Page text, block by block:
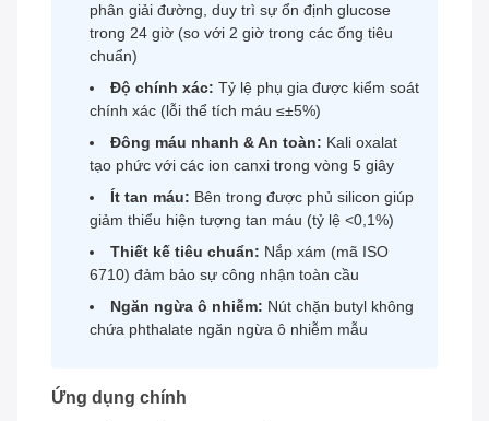
phân giải đường, duy trì sự ổn định glucose
trong 24 giờ (so với 2 giờ trong các ống tiêu
chuẩn)
Độ chính xác: Tỷ lệ phụ gia được kiểm soát
chính xác (lỗi thể tích máu ≤±5%)
Đông máu nhanh & An toàn: Kali oxalat
tạo phức với các ion canxi trong vòng 5 giây
Ít tan máu: Bên trong được phủ silicon giúp
giảm thiểu hiện tượng tan máu (tỷ lệ <0,1%)
Thiết kế tiêu chuẩn: Nắp xám (mã ISO
6710) đảm bảo sự công nhận toàn cầu
Ngăn ngừa ô nhiễm: Nút chặn butyl không
chứa phthalate ngăn ngừa ô nhiễm mẫu
Ứng dụng chính